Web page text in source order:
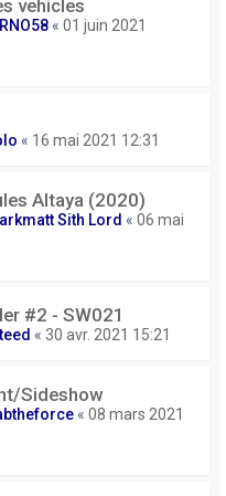
vehicles
« 01 juin 2021
« 16 mai 2021 12:31
Altaya (2020)
Sith Lord « 06 mai
#2 - SW021
« 30 avr. 2021 15:21
Sideshow
« 08 mars 2021